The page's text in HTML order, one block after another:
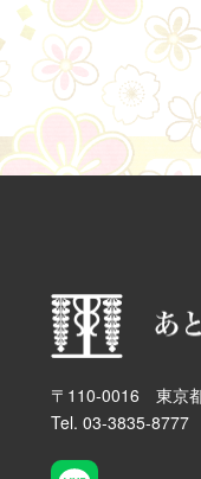
〒110-0016 東京
Tel. 03-3835-8777